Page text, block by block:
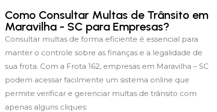
Como Consultar Multas de Trânsito em
Maravilha - SC para Empresas?
Consultar multas de forma eficiente é essencial para
manter o controle sobre as finanças e a legalidade de
sua frota. Com a Frota 162, empresas em Maravilha – SC
podem acessar facilmente um sistema online que
permite verificar e gerenciar multas de trânsito com
apenas alguns cliques: